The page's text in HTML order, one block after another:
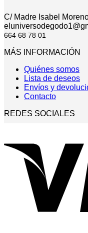
C/ Madre Isabel
664 68 78 01
MÁS INFORMACIÓN
Quiénes somos
Lista de deseos
Envíos y
Contacto
REDES SOCIALES